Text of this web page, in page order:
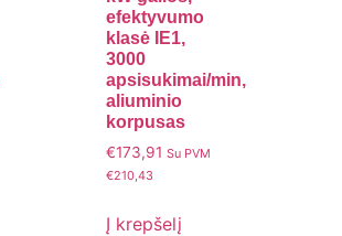
efektyvumo
klasė IE1,
3000
apsisukimai/min,
aliuminio
korpusas
€173,91 Su PVM
€210,43
Į krepšelį